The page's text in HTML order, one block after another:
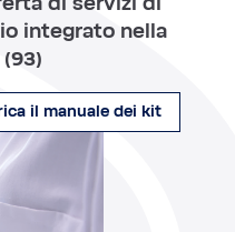
di servizi di
integrato nella
il manuale dei kit